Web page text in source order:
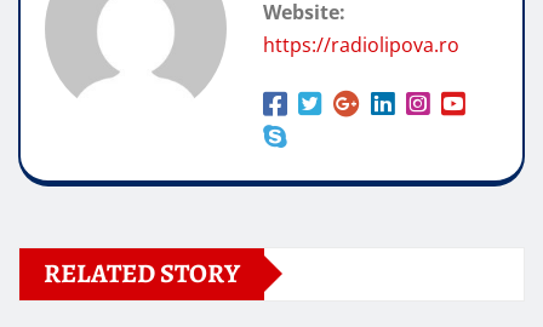
Website:
https://radiolipova.ro
RELATED STORY